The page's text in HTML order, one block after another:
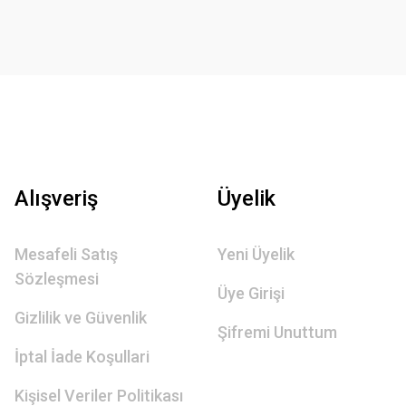
Alışveriş
Mesafeli Satış
Sözleşmesi
Gizlilik ve Güvenlik
İptal İade Koşullari
Kişisel Veriler Politikası
Üyelik
Yeni Üyelik
Üye Girişi
Şifremi Unuttum